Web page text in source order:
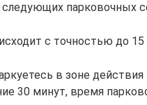
парковочных
с точностью до
в зоне действия
30 минут, время